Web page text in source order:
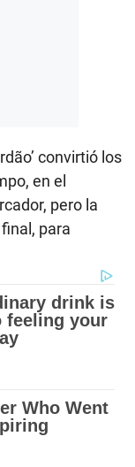
convirtió los
en el
pero la
para